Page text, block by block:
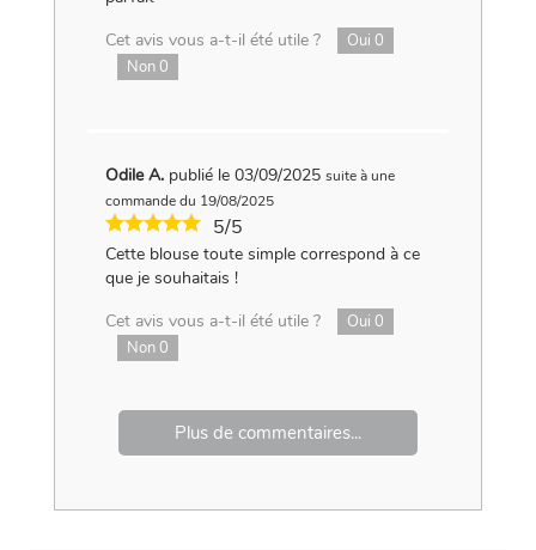
Cet avis vous a-t-il été utile ?
Oui 0
Non0
Odile A. publié le 03/09/2025 suite à une
commande du 19/08/2025
5/5
Cette blouse toute simple correspond à ce
que je souhaitais !
Cet avis vous a-t-il été utile ?
Oui 0
Non0
Plus de commentaires...